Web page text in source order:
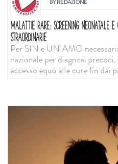
BYREDAZIONE
MALATTIE RARE: SCREENING NEONATALE E
STRAORDINARIE
Per SIN e UNIAMO
nazionale per diagnosi
accesso equo alle cure fin dai